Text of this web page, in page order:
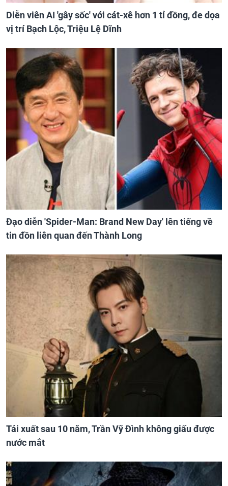
Diễn viên AI 'gây sốc' với cát-xê hơn 1 tỉ đồng, đe dọa
vị trí Bạch Lộc, Triệu Lệ Dĩnh
Đạo diễn 'Spider-Man: Brand New Day' lên tiếng về
tin đồn liên quan đến Thành Long
Tái xuất sau 10 năm, Trần Vỹ Đình không giấu được
nước mắt